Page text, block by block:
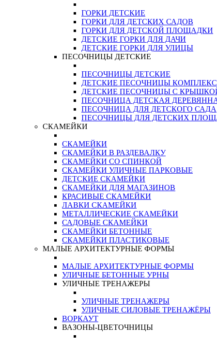
ГОРКИ ДЕТСКИЕ
ГОРКИ ДЛЯ ДЕТСКИХ САДОВ
ГОРКИ ДЛЯ ДЕТСКОЙ ПЛОЩАДКИ
ДЕТСКИЕ ГОРКИ ДЛЯ ДАЧИ
ДЕТСКИЕ ГОРКИ ДЛЯ УЛИЦЫ
ПЕСОЧНИЦЫ ДЕТСКИЕ
ПЕСОЧНИЦЫ ДЕТСКИЕ
ДЕТСКИЕ ПЕСОЧНИЦЫ
ДЕТСКИЕ ПЕСОЧНИЦЫ С
ПЕСОЧНИЦА ДЕТСКАЯ
ПЕСОЧНИЦА ДЛЯ ДЕТСКОГО САДА
ПЕСОЧНИЦЫ ДЛЯ ДЕТСКИХ
СКАМЕЙКИ
СКАМЕЙКИ
СКАМЕЙКИ В РАЗДЕВАЛКУ
СКАМЕЙКИ СО СПИНКОЙ
СКАМЕЙКИ УЛИЧНЫЕ ПАРКОВЫЕ
ДЕТСКИЕ СКАМЕЙКИ
СКАМЕЙКИ ДЛЯ МАГАЗИНОВ
КРАСИВЫЕ СКАМЕЙКИ
ЛАВКИ СКАМЕЙКИ
МЕТАЛЛИЧЕСКИЕ СКАМЕЙКИ
САДОВЫЕ СКАМЕЙКИ
СКАМЕЙКИ БЕТОННЫЕ
СКАМЕЙКИ ПЛАСТИКОВЫЕ
МАЛЫЕ АРХИТЕКТУРНЫЕ ФОРМЫ
МАЛЫЕ АРХИТЕКТУРНЫЕ ФОРМЫ
УЛИЧНЫЕ БЕТОННЫЕ УРНЫ
УЛИЧНЫЕ ТРЕНАЖЕРЫ
УЛИЧНЫЕ ТРЕНАЖЕРЫ
УЛИЧНЫЕ СИЛОВЫЕ ТРЕНАЖЁРЫ
ВОРКАУТ
ВАЗОНЫ-ЦВЕТОЧНИЦЫ